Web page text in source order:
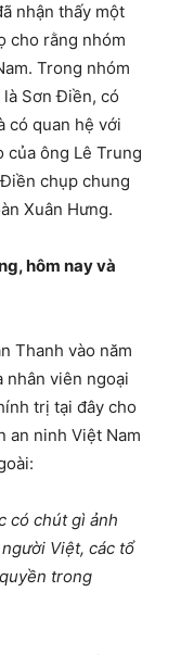
nhận thấy một
cho rằng nhóm
Trong nhóm
Sơn Điền, có
có quan hệ với
của ông Lê Trung
chụp chung
Xuân Hưng.
hôm nay và
Thanh vào năm
nhân viên ngoại
trị tại đây cho
an ninh Việt Nam
có chút gì ảnh
Việt, các tổ
trong